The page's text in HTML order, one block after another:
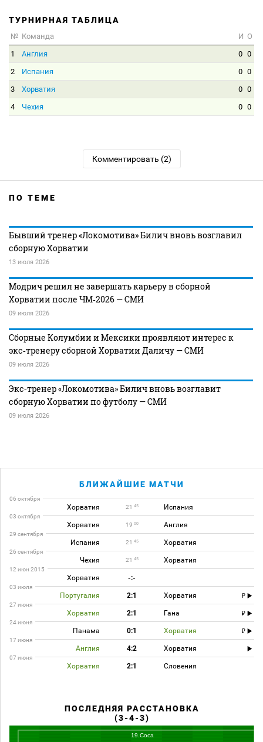
ТУРНИРНАЯ ТАБЛИЦА
№ Команда И О
1
Англия 0 0
2
Испания 0 0
3
Хорватия 0 0
4
Чехия 0 0
Комментировать (2)
ПО ТЕМЕ
Бывший тренер «Локомотива» Билич вновь возглавил
сборную Хорватии
13 июля 2026
Модрич решил не завершать карьеру в сборной
Хорватии после ЧМ‑2026 — СМИ
09 июля 2026
Сборные Колумбии и Мексики проявляют интерес к
экс‑тренеру сборной Хорватии Даличу — СМИ
09 июля 2026
Экс‑тренер «Локомотива» Билич вновь возглавит
сборную Хорватии по футболу — СМИ
09 июля 2026
БЛИЖАЙШИЕ МАТЧИ
06 октября
Хорватия 21 45 Испания
03 октября
Хорватия 19 00 Англия
29 сентября
Испания 21 45 Хорватия
26 сентября
Чехия 21 45 Хорватия
12 июн 2015
Хорватия -:-
03 июля
Португалия 2:1 Хорватия
27 июня
Хорватия 2:1 Гана
24 июня
Панама 0:1 Хорватия
17 июня
Англия 4:2 Хорватия
07 июня
Хорватия 2:1 Словения
ПОСЛЕДНЯЯ РАССТАНОВКА
(3-4-3)
19.Соса